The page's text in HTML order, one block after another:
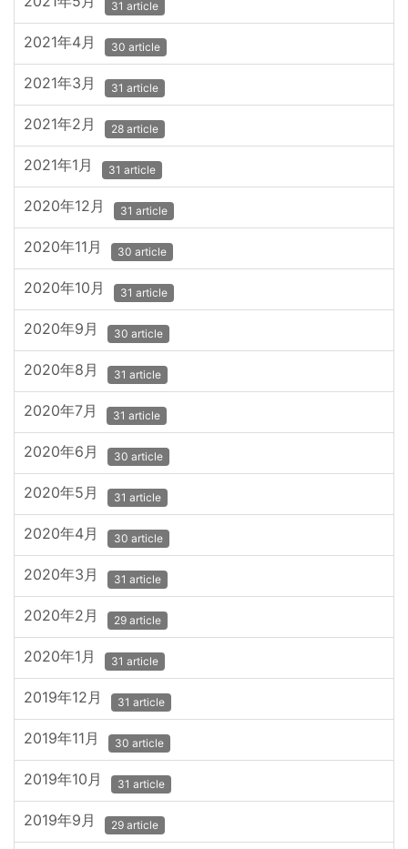
31 article
2021年4月 30 article
2021年3月 31 article
2021年2月 28 article
2021年1月 31 article
2020年12月 31 article
2020年11月 30 article
2020年10月 31 article
2020年9月 30 article
2020年8月 31 article
2020年7月 31 article
2020年6月 30 article
2020年5月 31 article
2020年4月 30 article
2020年3月 31 article
2020年2月 29 article
2020年1月 31 article
2019年12月 31 article
2019年11月 30 article
2019年10月 31 article
2019年9月 29 article